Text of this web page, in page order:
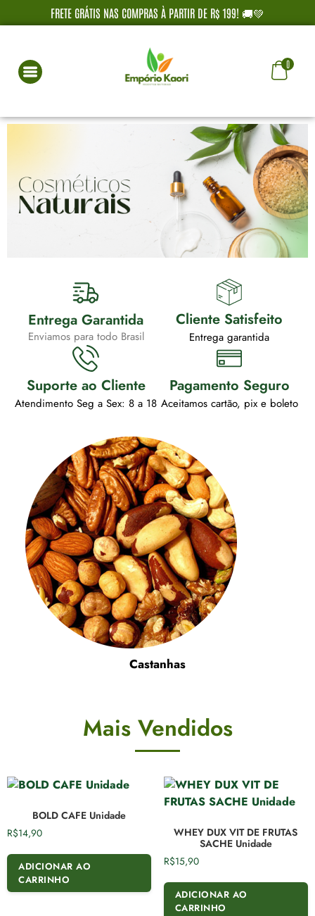
FRETE GRÁTIS NAS COMPRAS À PARTIR DE R$ 199! 🚚💚
0
Entrega Garantida
Enviamos para todo Brasil
Cliente Satisfeito
Entrega garantida
Suporte ao Cliente
Atendimento Seg a Sex: 8 a 18
Pagamento Seguro
Aceitamos cartão, pix e boleto
Castanhas
Mais Vendidos
BOLD CAFE Unidade
R$14,90
ADICIONAR AO
CARRINHO
WHEY DUX VIT DE FRUTAS
SACHE Unidade
R$15,90
ADICIONAR AO
CARRINHO